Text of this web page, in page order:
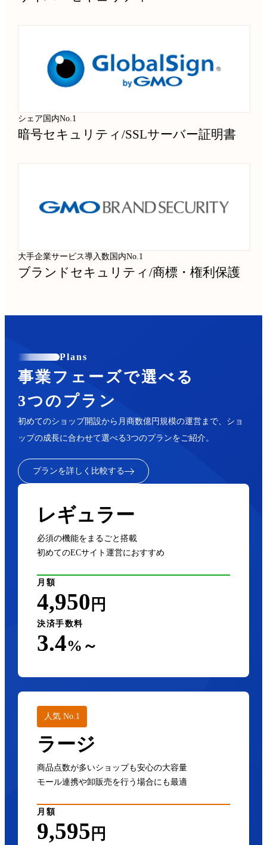
シェア国内No.1
暗号セキュリティ/SSLサーバー証明書
大手企業サービス導入数国内No.1
ブランドセキュリティ/商標・権利保護
Plans
事業フェーズで選べる
3つのプラン
初めてのショップ開設から月商数億円規模の運営まで、ショ
ップの成長に合わせて選べる3つのプランをご紹介。
プランを詳しく比較する
レギュラー
必須の機能をまるごと搭載
初めてのECサイト運営におすすめ
月額
4,950 円
決済手数料
3.4%～
人気 No.1
ラージ
商品点数が多いショップも安心の大容量
モール連携や卸販売を行う場合にも最適
月額
9,595 円